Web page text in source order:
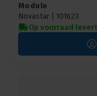
Module
Novastar | 101623
Op voorraad